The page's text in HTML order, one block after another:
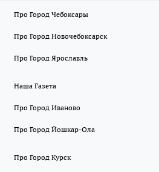
Про Город Чебоксары
Про Город Новочебоксарск
Про Город Ярославль
Наша Газета
Про Город Иваново
Про Город Йошкар-Ола
Про Город Курск